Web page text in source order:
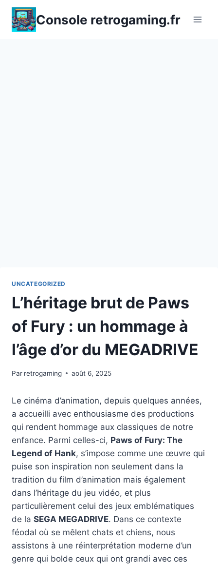
Aller
contenu
Console retrogaming.fr
UNCATEGORIZED
L’héritage brut de Paws
of Fury : un hommage à
l’âge d’or du MEGADRIVE
Par retrogaming août 6, 2025
Le cinéma d’animation, depuis quelques années,
a accueilli avec enthousiasme des productions
qui rendent hommage aux classiques de notre
enfance. Parmi celles-ci, Paws of Fury: The
Legend of Hank, s’impose comme une œuvre qui
puise son inspiration non seulement dans la
tradition du film d’animation mais également
dans l’héritage du jeu vidéo, et plus
particulièrement celui des jeux emblématiques
de la SEGA MEGADRIVE. Dans ce contexte
féodal où se mêlent chats et chiens, nous
assistons à une réinterprétation moderne d’un
genre qui bolde ceux qui ont grandi avec ces